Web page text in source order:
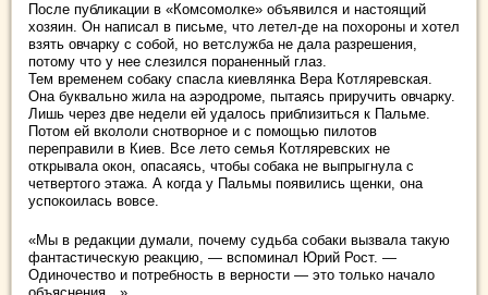
После публикации в «Комсомолке» объявился и настоящий
хозяин. Он написал в письме, что летел-де на похороны и хотел
взять овчарку с собой, но ветслужба не дала разрешения,
потому что у нее слезился пораненный глаз.
Тем временем собаку спасла киевлянка Вера Котляревская.
Она буквально жила на аэродроме, пытаясь приручить овчарку.
Лишь через две недели ей удалось приблизиться к Пальме.
Потом ей вкололи снотворное и с помощью пилотов
переправили в Киев. Все лето семья Котляревских не
открывала окон, опасаясь, чтобы собака не выпрыгнула с
четвертого этажа. А когда у Пальмы появились щенки, она
успокоилась вовсе.
«Мы в редакции думали, почему судьба собаки вызвала такую
фантастическую реакцию, — вспоминал Юрий Рост. —
Одиночество и потребность в верности — это только начало